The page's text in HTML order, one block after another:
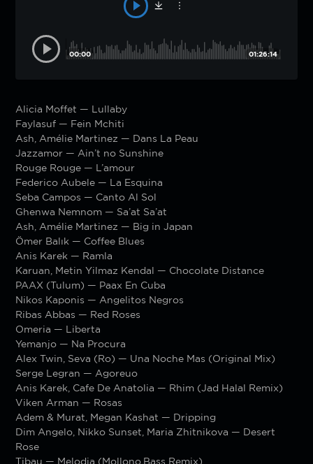
00:00 01:26:14
Alicia Moffet — Lullaby
Faylasuf — Fein Mchiti
Ash, Amélie Martinez — Dans La Peau
Jazzamor — Ain’t no Sunshine
Rouge Rouge — L’amour
Federico Aubele — La Esquina
Seba Campos — Canto Al Sol
Ghenwa Nemnom — Sa’at Sa’at
Ash, Amélie Martinez — Big in Japan
Ömer Balık — Coffee Blues
Anis Karek — Ramla
Karuan, Metin Yilmaz Kendal — Chocolate Distance
PAAX (Tulum) — Paax En Cuba
Nikos Kaponis — Angelitos Negros
Ribas Abbas — Red Roses
Omeria — Liberta
Yemanjo — Na Procura
Alex Twin, Seva (Ro) — Una Noche Mas (Original Mix)
Serge Legran — Agoreuo
Anis Karek, Cafe De Anatolia — Rhim (Jad Halal Remix)
Viken Arman — Rosas
Adem & Murat, Megan Kashat — Dripping
Dim Angelo, Nikko Sunset, Maria Zhitnikova — Desert
Rose
Tibau — Melodia (Mollono.Bass Remix)